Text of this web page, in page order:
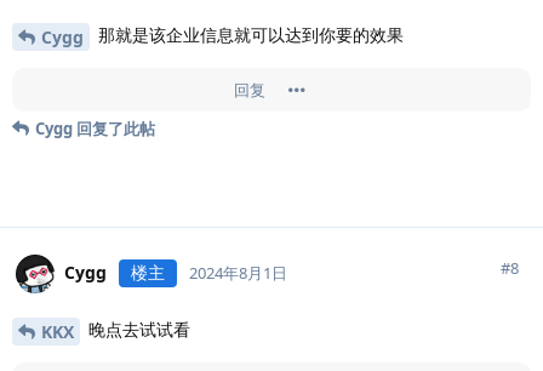
Cygg 那就是该企业信息就可以达到你要的效果
回复
Cygg 回复了此帖
Cygg 楼主 2024年8月1日 #8
KKX 晚点去试试看